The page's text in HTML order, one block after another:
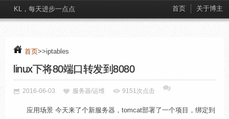
KL，每天进步一点点 首页 关于博主
首页>>iptables
linux下将80端口转发到8080
2016-06-03 服务器/运维 9151次点击
应用场景 今天来了个新服务器，tomcat部署了一个项目，绑定到